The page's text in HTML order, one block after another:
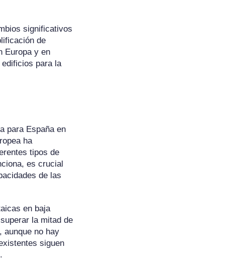
significativos
de
Europa y en
para la
para España en
ha
tipos de
es crucial
de las
en baja
la mitad de
aunque no hay
siguen